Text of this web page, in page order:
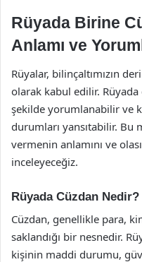
Rüyada Birine
Anlamı ve
Rüyalar, bilinçaltımızın
olarak kabul edilir.
şekilde yorumlanabilir ve
durumları yansıtabilir. Bu
vermenin anlamını ve
inceleyeceğiz.
Rüyada Cüzdan Nedir?
Cüzdan, genellikle para,
saklandığı bir nesnedir.
kişinin maddi durumu,